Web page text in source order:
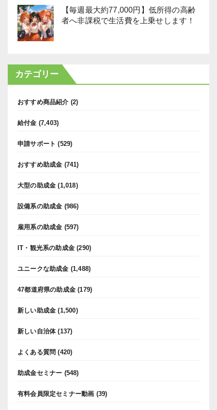
【毎週最大約77,000円】低所得の高齢
者へ非課税で生活費を上乗せします！
カテゴリー
おすすめ商品紹介 (2)
給付金 (7,403)
申請サポート (529)
おすすめ助成金 (741)
大型の助成金 (1,018)
設備系の助成金 (986)
雇用系の助成金 (597)
IT・観光系の助成金 (290)
ユニークな助成金 (1,488)
47都道府県の助成金 (179)
新しい助成金 (1,500)
新しい自治体(137)
よくある質問 (420)
助成金セミナー (548)
有料会員限定セミナー動画 (39)